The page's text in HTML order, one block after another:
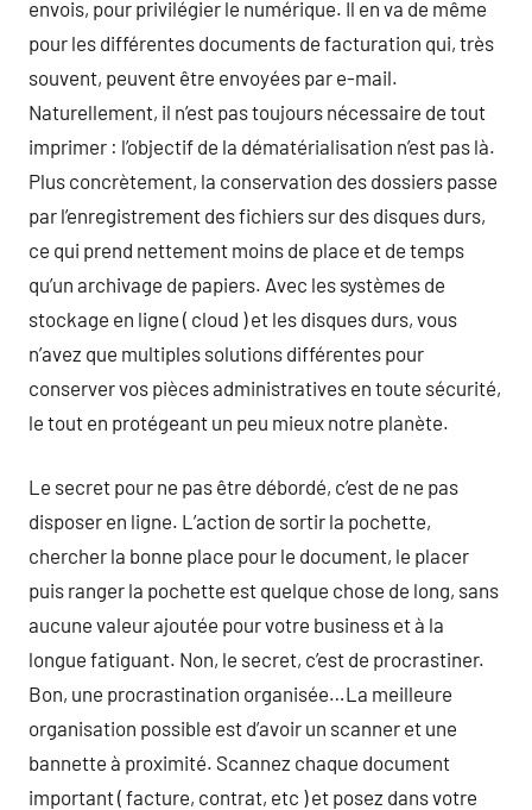
envois, pour privilégier le numérique. Il en va de même
pour les différentes documents de facturation qui, très
souvent, peuvent être envoyées par e-mail.
Naturellement, il n’est pas toujours nécessaire de tout
imprimer : l’objectif de la dématérialisation n’est pas là.
Plus concrètement, la conservation des dossiers passe
par l’enregistrement des fichiers sur des disques durs,
ce qui prend nettement moins de place et de temps
qu’un archivage de papiers. Avec les systèmes de
stockage en ligne ( cloud ) et les disques durs, vous
n’avez que multiples solutions différentes pour
conserver vos pièces administratives en toute sécurité,
le tout en protégeant un peu mieux notre planète.
Le secret pour ne pas être débordé, c’est de ne pas
disposer en ligne. L’action de sortir la pochette,
chercher la bonne place pour le document, le placer
puis ranger la pochette est quelque chose de long, sans
aucune valeur ajoutée pour votre business et à la
longue fatiguant. Non, le secret, c’est de procrastiner.
Bon, une procrastination organisée…La meilleure
organisation possible est d’avoir un scanner et une
bannette à proximité. Scannez chaque document
important ( facture, contrat, etc ) et posez dans votre